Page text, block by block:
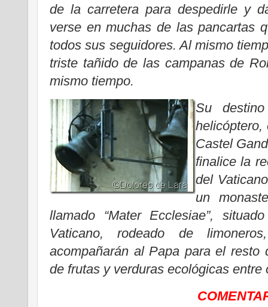
de la carretera para despedirle y
verse en muchas de las pancartas
todos sus seguidores. Al mismo
triste tañido de las campanas de
mismo tiempo.
Su
helicóptero,
Castel
finalice la
del
un
llamado “Mater Ecclesiae”,
Vaticano, rodeado de
acompañarán al Papa para el resto
de frutas y verduras ecológicas